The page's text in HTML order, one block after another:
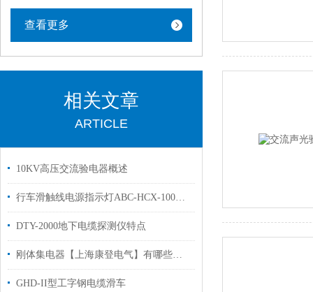
查看更多
相关文章
ARTICLE
10KV高压交流验电器概述
行车滑触线电源指示灯ABC-HCX-100品牌【康登】
DTY-2000地下电缆探测仪特点
刚体集电器【上海康登电气】有哪些要求
GHD-II型工字钢电缆滑车